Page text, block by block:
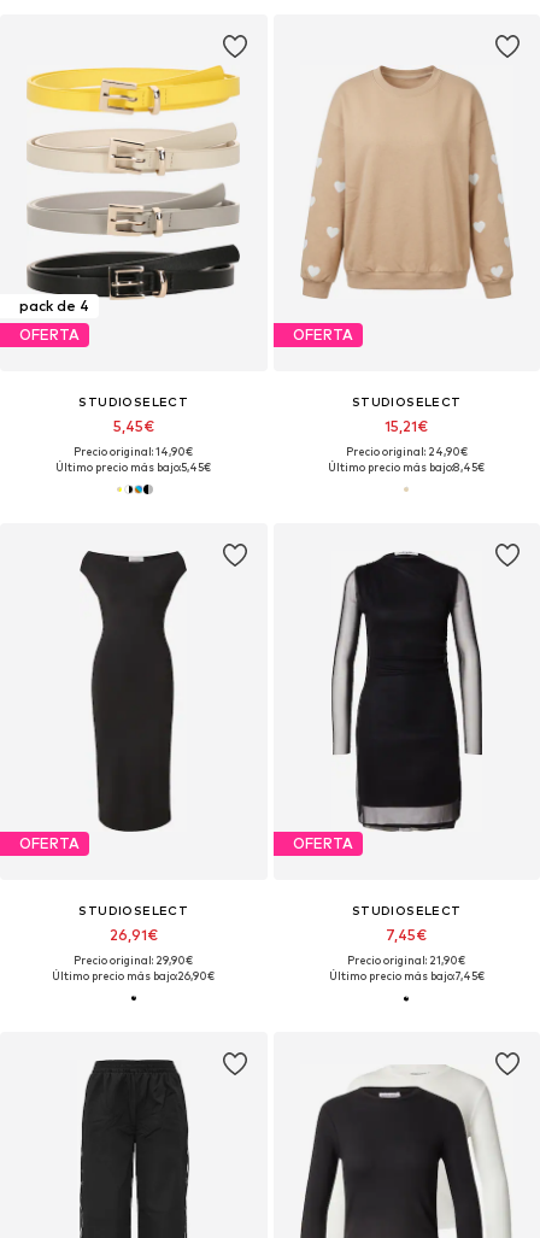
pack de 4
OFERTA
STUDIOSELECT
5,45€
Precio original: 14,90€
Último precio más bajo:5,45€
OFERTA
STUDIOSELECT
15,21€
Precio original: 24,90€
Último precio más bajo:8,45€
OFERTA
STUDIOSELECT
26,91€
Precio original: 29,90€
Último precio más bajo:26,90€
OFERTA
STUDIOSELECT
7,45€
Precio original: 21,90€
Último precio más bajo:7,45€